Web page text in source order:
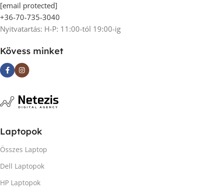
[email protected]
+36-70-735-3040
Nyitvatartás: H-P: 11:00-tól 19:00-ig
Kövess minket
Laptopok
Összes Laptop
Dell Laptopok
HP Laptopok